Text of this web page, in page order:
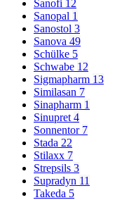
Sanofi 12
Sanopal 1
Sanostol 3
Sanova 49
Schülke 5
Schwabe 12
Sigmapharm 13
Similasan 7
Sinapharm 1
Sinupret 4
Sonnentor 7
Stada 22
Stilaxx 7
Strepsils 3
Supradyn 11
Takeda 5